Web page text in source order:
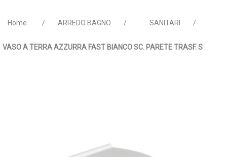
Home / ARREDO BAGNO / SANITARI /
VASO A TERRA AZZURRA FAST BIANCO SC. PARETE TRASF. S